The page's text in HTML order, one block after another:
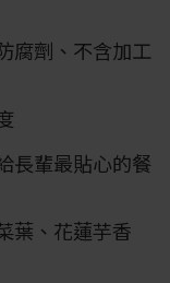
腐劑、不含加工
長輩最貼心的餐
葉、花蓮芋香